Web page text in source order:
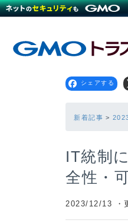
シェアする
新着記事
IT統制
全性・
2023/12/13